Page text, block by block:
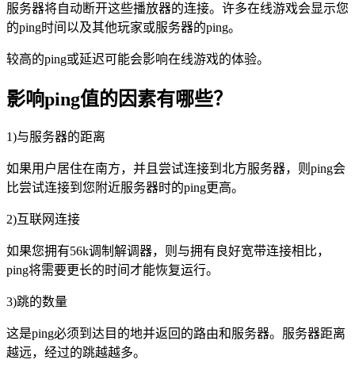
服务器将自动断开这些播放器的连接。许多在线游戏会显示您
的ping时间以及其他玩家或服务器的ping。
较高的ping或延迟可能会影响在线游戏的体验。
影响ping值的因素有哪些？
1)与服务器的距离
如果用户居住在南方，并且尝试连接到北方服务器，则ping会
比尝试连接到您附近服务器时的ping更高。
2)互联网连接
如果您拥有56k调制解调器，则与拥有良好宽带连接相比，
ping将需要更长的时间才能恢复运行。
3)跳的数量
这是ping必须到达目的地并返回的路由和服务器。服务器距离
越远，经过的跳越越多。